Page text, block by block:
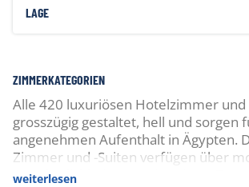
LAGE
ZIMMERKATEGORIEN
Alle 420 luxuriösen Hotelzimmer und
grosszügig gestaltet, hell und sorgen
angenehmen Aufenthalt in Ägypten.
Zimmer und -Suiten verfügen über
Annehmlichkeiten sowie private
weiterlesen